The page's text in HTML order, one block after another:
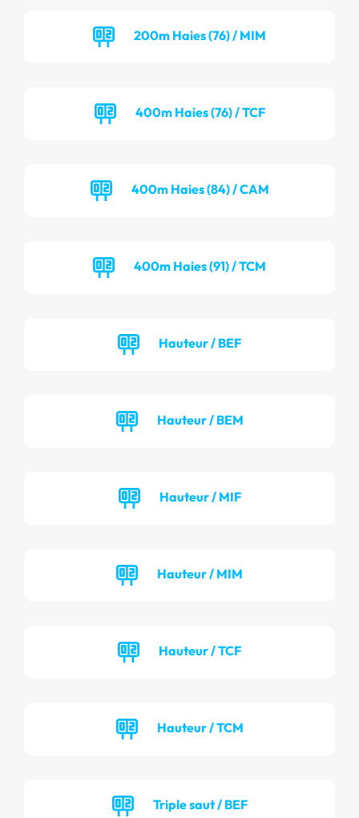
200m Haies (76) / MIM
400m Haies (76) / TCF
400m Haies (84) / CAM
400m Haies (91) / TCM
Hauteur / BEF
Hauteur / BEM
Hauteur / MIF
Hauteur / MIM
Hauteur / TCF
Hauteur / TCM
Triple saut / BEF